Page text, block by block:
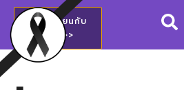
สมัครเรียนกับ
วชช.>>